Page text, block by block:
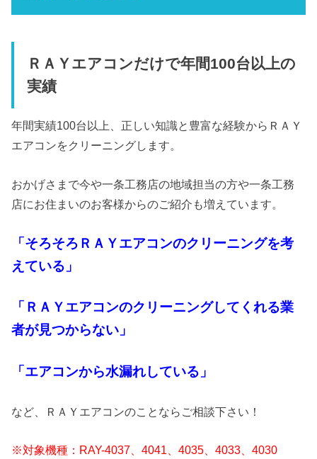
ＲＡＹエアコンだけで年間100台以上の
実績
年間実績100台以上、正しい知識と豊富な経験からＲＡＹ
エアコンをクリーニングします。
おかげさまで今や一条工務店の地域担当の方や一条工務
店にお住まいのお客様からのご紹介も増えています。
「そろそろＲＡＹエアコンのクリーニングを考
えている」
「ＲＡＹエアコンのクリーニングしてくれる業
者が見つからない」
「エアコンから水漏れしている」
など、ＲＡＹエアコンのことならご相談下さい！
※対象機種：RAY-4037、4041、4035、4033、4030